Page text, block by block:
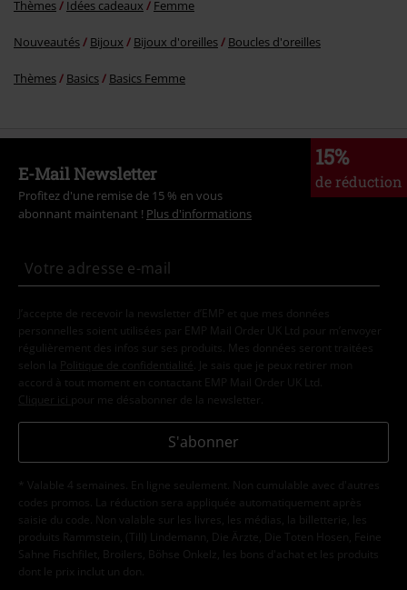
Thèmes Idées cadeaux Femme
Nouveautés Bijoux Bijoux d'oreilles Boucles d'oreilles
Thèmes Basics Basics Femme
15%
de réduction
E-Mail Newsletter
Profitez d'une remise de 15 % en vous
abonnant maintenant ! Plus d'informations
J’accepte de recevoir la newsletter d’EMP et que mes données
personnelles soient utilisées par EMP Mail Order UK Ltd pour m’envoyer
régulièrement des infos sur ses produits. Mes données seront traitées
selon la
Politique de confidentialité . Je sais que je peux retirer mon
accord à tout moment en contactant EMP Mail Order UK Ltd.
Cliquer ici pour me désabonner de la newsletter.
S'abonner
* Valable 4 semaines. En ligne seulement. Non cumulable avec d'autres
codes promos. La réduction sera appliquée automatiquement après
saisie du code. Non valable sur les livres, les médias, la billetterie, les
produits Rammstein, (Till) Lindemann, Die Ärzte, Die Toten Hosen, Feine
Sahne Fischfilet, Broilers, Böhse Onkelz, les bons d'achat et les produits
dont le prix inclut un don.